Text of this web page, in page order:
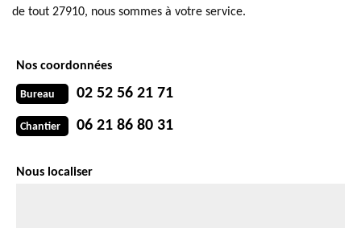
de tout 27910, nous sommes à votre service.
Nos coordonnées
Bureau 02 52 56 21 71
Chantier 06 21 86 80 31
Nous localiser